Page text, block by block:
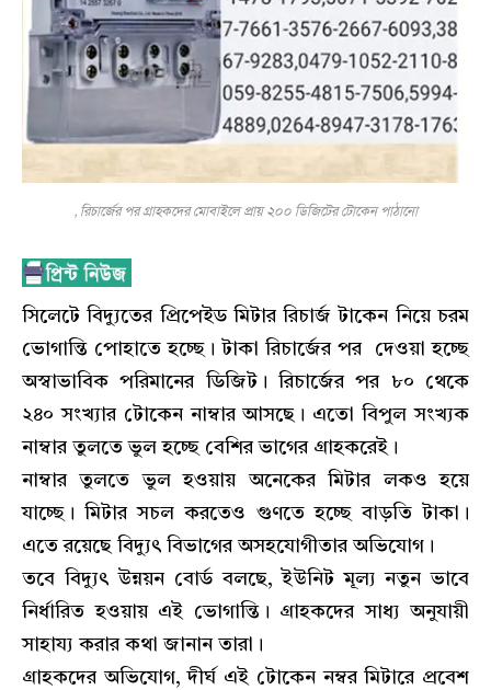
, রিচার্জের পর গ্রাহকদের মোবাইলে প্রায় ২০০ ডিজিটের টোকেন পাঠানো
সিলেটে বিদ্যুতের প্রিপেইড মিটার রিচার্জ টাকেন নিয়ে চরম
ভোগান্তি পোহাতে হচ্ছে। টাকা রিচার্জের পর দেওয়া হচ্ছে
অস্বাভাবিক পরিমানের ডিজিট। রিচার্জের পর ৮০ থেকে
২৪০ সংখ্যার টোকেন নাম্বার আসছে। এতো বিপুল সংখ্যক
নাম্বার তুলতে ভুল হচ্ছে বেশির ভাগের গ্রাহকরেই।
নাম্বার তুলতে ভুল হওয়ায় অনেকের মিটার লকও হয়ে
যাচ্ছে। মিটার সচল করতেও গুণতে হচ্ছে বাড়তি টাকা।
এতে রয়েছে বিদ্যুৎ বিভাগের অসহযোগীতার অভিযোগ।
তবে বিদ্যুৎ উন্নয়ন বোর্ড বলছে, ইউনিট মূল্য নতুন ভাবে
নির্ধারিত হওয়ায় এই ভোগান্তি। গ্রাহকদের সাধ্য অনুযায়ী
সাহায্য করার কথা জানান তারা।
গ্রাহকদের অভিযোগ, দীর্ঘ এই টোকেন নম্বর মিটারে প্রবেশ